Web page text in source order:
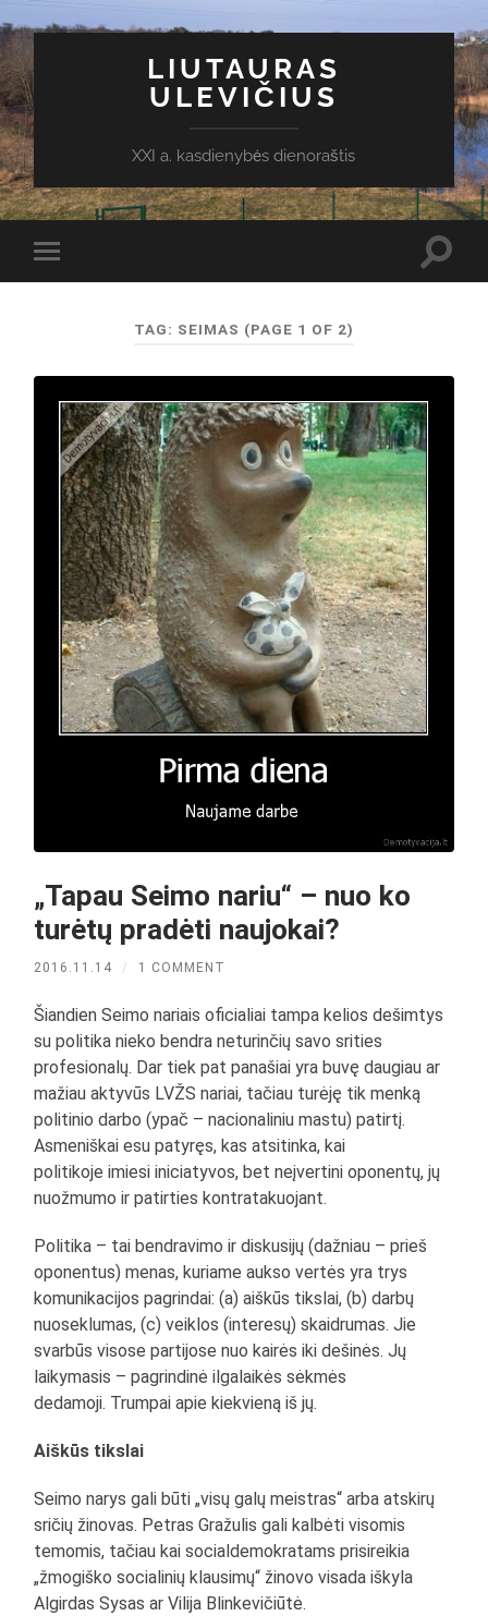
LIUTAURAS
ULEVIČIUS
XXI a. kasdienybės dienoraštis
Toggle
mobile
TAG: SEIMAS (PAGE 1 OF 2)
„Tapau Seimo nariu“ – nuo ko
turėtų pradėti naujokai?
2016.11.14 / 1 COMMENT
Šiandien Seimo nariais oficialiai tampa kelios dešimtys
su politika nieko bendra neturinčių savo srities
profesionalų. Dar tiek pat panašiai yra buvę daugiau ar
mažiau aktyvūs LVŽS nariai, tačiau turėję tik menką
politinio darbo (ypač – nacionaliniu mastu) patirtį.
Asmeniškai esu patyręs, kas atsitinka, kai
politikoje imiesi iniciatyvos, bet neįvertini oponentų, jų
nuožmumo ir patirties kontratakuojant.
Politika – tai bendravimo ir diskusijų (dažniau – prieš
oponentus) menas, kuriame aukso vertės yra trys
komunikacijos pagrindai: (a) aiškūs tikslai, (b) darbų
nuoseklumas, (c) veiklos (interesų) skaidrumas. Jie
svarbūs visose partijose nuo kairės iki dešinės. Jų
laikymasis – pagrindinė ilgalaikės sėkmės
dedamoji. Trumpai apie kiekvieną iš jų.
Aiškūs tikslai
Seimo narys gali būti „visų galų meistras“ arba atskirų
sričių žinovas. Petras Gražulis gali kalbėti visomis
temomis, tačiau kai socialdemokratams prisireikia
„žmogiško socialinių klausimų“ žinovo visada iškyla
Algirdas Sysas ar Vilija Blinkevičiūtė.